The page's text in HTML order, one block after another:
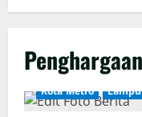
Penghargaan
Kota Metro